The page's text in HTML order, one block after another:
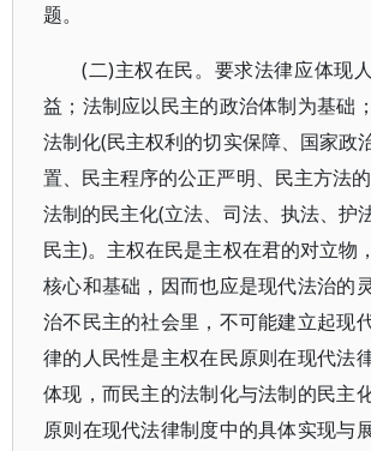
题。
(二)主权在民。要求法律应体现
益；法制应以民主的政治体制为基础
法制化(民主权利的切实保障、国家政
置、民主程序的公正严明、民主方法
法制的民主化(立法、司法、执法、护
民主)。主权在民是主权在君的对立物
核心和基础，因而也应是现代法治的
治不民主的社会里，不可能建立起现
律的人民性是主权在民原则在现代法
体现，而民主的法制化与法制的民主
原则在现代法律制度中的具体实现与